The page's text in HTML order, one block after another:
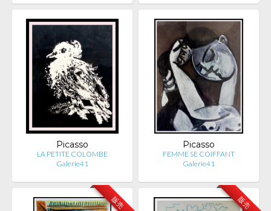
Picasso
LA PETITE COLOMBE
Galerie41
Picasso
FEMME SE COIFFANT
Galerie41
販売 販売